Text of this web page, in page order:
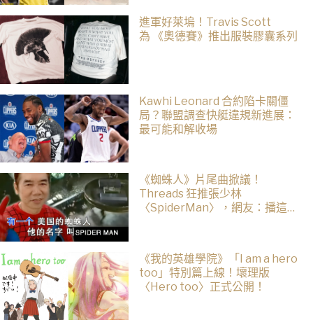
進軍好萊塢！Travis Scott
為 《奧德賽》推出服裝膠囊系列
Kawhi Leonard 合約陷卡關僵
局？聯盟調查快艇違規新進展：
最可能和解收場
《蜘蛛人》片尾曲掀議！
Threads 狂推張少林
〈SpiderMan〉，網友：播這個
《我的英雄學院》「I am a hero
too」特別篇上線！壞理版
〈Hero too〉正式公開！